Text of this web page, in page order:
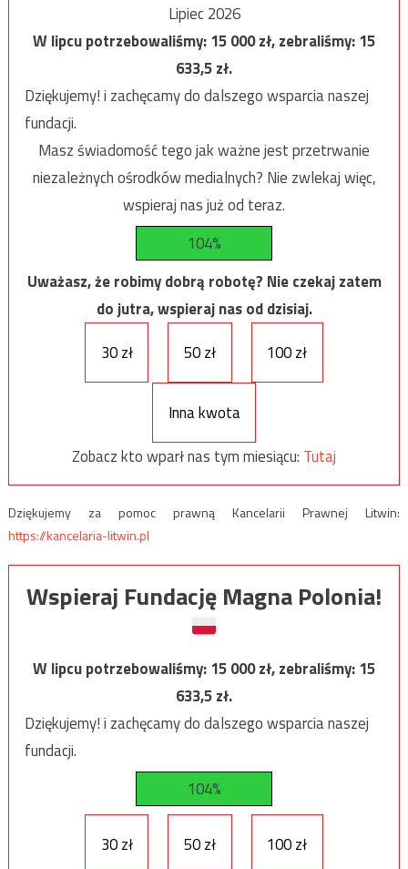
Lipiec 2026
W lipcu potrzebowaliśmy:15 000zł, zebraliśmy:15
633,5zł.
Dziękujemy! i zachęcamy do dalszego wsparcia naszej
fundacji.
Masz świadomość tego jak ważne jest przetrwanie
niezależnych ośrodków medialnych? Nie zwlekaj więc,
wspieraj nas już od teraz.
104%
Uważasz, że robimy dobrą robotę? Nie czekaj zatem
do jutra, wspieraj nas od dzisiaj.
30 zł
50 zł 100 zł
Inna kwota
Zobacz kto wparł nas tym miesiącu: Tutaj
Dziękujemy za pomoc prawną Kancelarii Prawnej Litwin:
https://kancelaria-litwin.pl
Wspieraj Fundację Magna Polonia!
W lipcu potrzebowaliśmy:15 000zł, zebraliśmy:15
633,5zł.
Dziękujemy! i zachęcamy do dalszego wsparcia naszej
fundacji.
104%
30 zł 50 zł 100 zł